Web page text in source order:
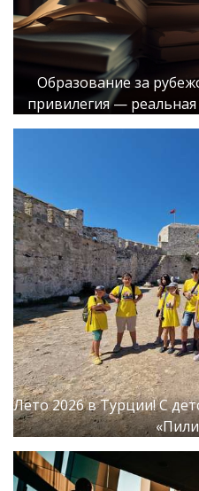
Образование за
привилегия —
Лето 2026 в Турции! С